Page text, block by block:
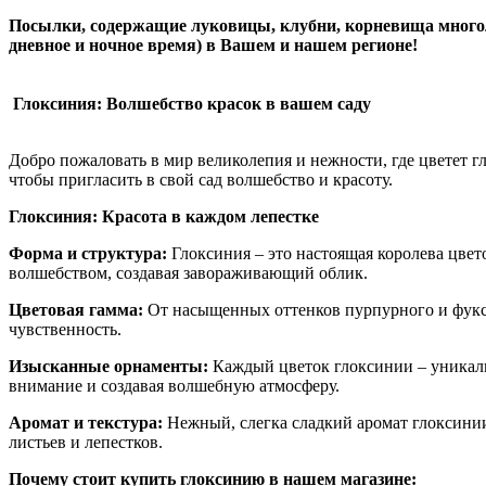
Посылки, содержащие луковицы, клубни, корневища
дневное и ночное время) в Вашем и нашем регионе!
Глоксиния: Волшебство красок в вашем саду
Добро пожаловать в мир великолепия и нежности, где цветет
чтобы пригласить в свой сад волшебство и красоту.
Глоксиния: Красота в каждом лепестке
Форма и структура: Глоксиния – это настоящая королева
волшебством, создавая завораживающий облик.
Цветовая гамма: От насыщенных оттенков пурпурного и
чувственность.
Изысканные орнаменты: Каждый цветок глоксинии –
внимание и создавая волшебную атмосферу.
Аромат и текстура: Нежный, слегка сладкий аромат
листьев и лепестков.
Почему стоит купить глоксинию в нашем магазине: